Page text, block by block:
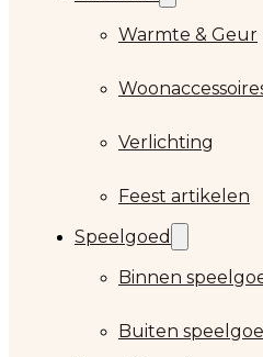
Warmte & Geur
Verlichting
Feest artikelen
Speelgoed
Binnen
Buiten